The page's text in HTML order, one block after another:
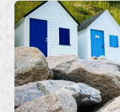
Mehr